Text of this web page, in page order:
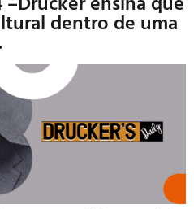
dentro de uma